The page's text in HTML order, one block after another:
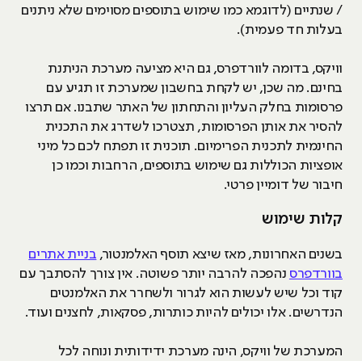
/ שנתיים (לדוגמא כמו שימוש בתוספים מסוימים שלא ניתנים
בעלות חד פעמית).
וויקס, בדומה לוורדפרס, גם היא מציעה מערכת הניתנת
בחינם. מה שכן, יש לקחת בחשבון שמערכת זו תגיע עם
פרסומות בחלק העליון והתחתון של האתר שתבנו. אם תרצו
להסיר את אותן הפרסומות, תצטרכו לשדרג את התכנית
החינמית לתכנית הפרימיום. תוכנית זו תפתח לכם כל מיני
אופציות הכוללות גם שימוש בתוספים, הרחבות וכמו כן
חיבור של דומיין פרטי.
קלות שימוש
בשנים האחרונות, מאז שיצא תוסף האלמנטור, בניית אתרים
בוורדפרס נהפכה להרבה יותר פשוטה. אין צורך להסתבך עם
קוד וכל שיש לעשות הוא לגרור ולשחרר את האלמנטים
הנדרשים. אלו יכולים להיות כותרות, פסקאות, לחצנים ועוד.
המערכת של וויקס, הינה מערכת ידידותית ונוחה לכל